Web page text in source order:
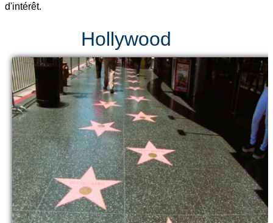
d'intérêt.
Hollywood